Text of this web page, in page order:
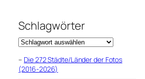
Schlagwörter
– Die 272 Städte/Länder der Fotos
(2016-2026)